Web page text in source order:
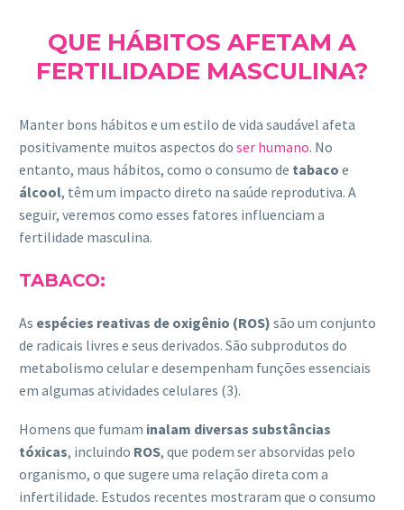
QUE HÁBITOS AFETAM A
FERTILIDADE MASCULINA?
Manter bons hábitos e um estilo de vida saudável afeta
positivamente muitos aspectos do ser humano. No
entanto, maus hábitos, como o consumo de tabaco e
álcool, têm um impacto direto na saúde reprodutiva. A
seguir, veremos como esses fatores influenciam a
fertilidade masculina.
TABACO:
As espécies reativas de oxigênio (ROS) são um conjunto
de radicais livres e seus derivados. São subprodutos do
metabolismo celular e desempenham funções essenciais
em algumas atividades celulares (3).
Homens que fumam inalam diversas substâncias
tóxicas, incluindo ROS, que podem ser absorvidas pelo
organismo, o que sugere uma relação direta com a
infertilidade. Estudos recentes mostraram que o consumo